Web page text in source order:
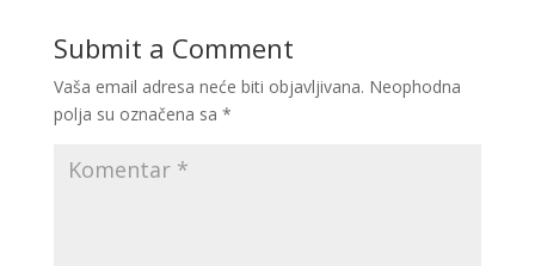
Submit a Comment
Vaša email adresa neće biti objavljivana. Neophodna
polja su označena sa *